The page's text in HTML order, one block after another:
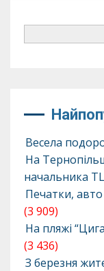
Весела
На
начальника
Печатки, авто
(3 909)
На пляжі
(3 436)
З березня